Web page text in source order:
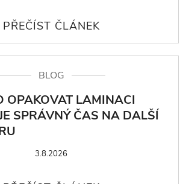
BLOG
OPAKOVAT LAMINACI
SPRÁVNÝ ČAS NA DALŠÍ
3.8.2026